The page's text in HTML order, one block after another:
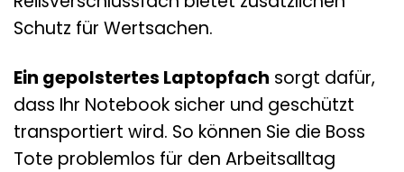
Schutz für Wertsachen.
Ein gepolstertes Laptopfach sorgt dafür,
dass Ihr Notebook sicher und geschützt
transportiert wird. So können Sie die Boss
Tote problemlos für den Arbeitsalltag